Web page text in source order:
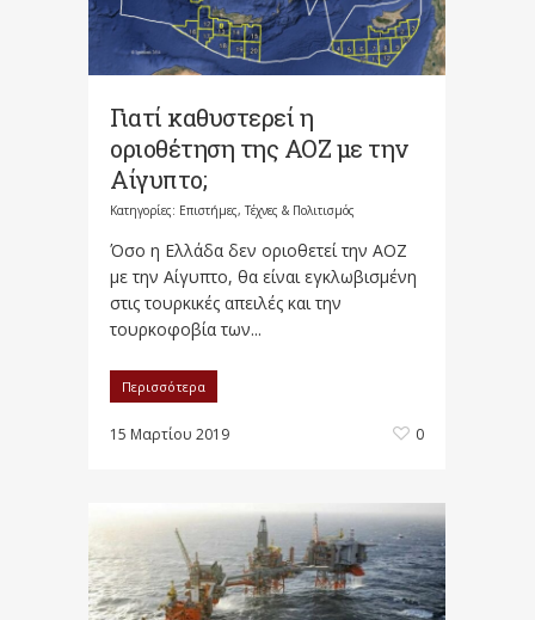
Γιατί καθυστερεί η
οριοθέτηση της ΑΟΖ με την
Αίγυπτο;
Κατηγορίες: Επιστήμες, Τέχνες & Πολιτισμός
Όσο η Ελλάδα δεν οριοθετεί την ΑΟΖ
με την Αίγυπτο, θα είναι εγκλωβισμένη
στις τουρκικές απειλές και την
τουρκοφοβία των...
Περισσότερα
15 Μαρτίου 2019 0